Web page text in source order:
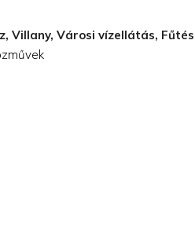
Villany, Városi vízellátás,